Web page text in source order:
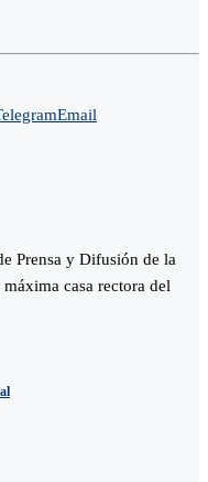
Email
Prensa y Difusión de la
casa rectora del